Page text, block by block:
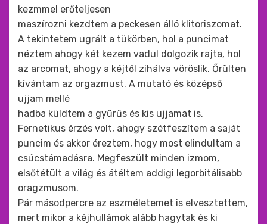
kezmmel erőteljesen
maszírozni kezdtem a peckesen álló klitoriszomat.
A tekintetem ugrált a tükörben, hol a puncimat
néztem ahogy két kezem vadul dolgozik rajta, hol
az arcomat, ahogy a kéjtől zihálva vöröslik. Őrülten
kívántam az orgazmust. A mutató és középső
ujjam mellé
hadba küldtem a gyűrűs és kis ujjamat is.
Fernetikus érzés volt, ahogy szétfeszítem a saját
puncim és akkor éreztem, hogy most elindultam a
csúcstámadásra. Megfeszült minden izmom,
elsőtétült a világ és átéltem addigi legorbitálisabb
oragzmusom.
Pár másodpercre az eszméletemet is elvesztettem,
mert mikor a kéjhullámok alább hagytak és ki